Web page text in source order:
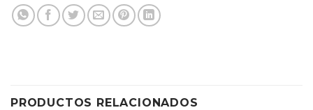
PRODUCTOS RELACIONADOS